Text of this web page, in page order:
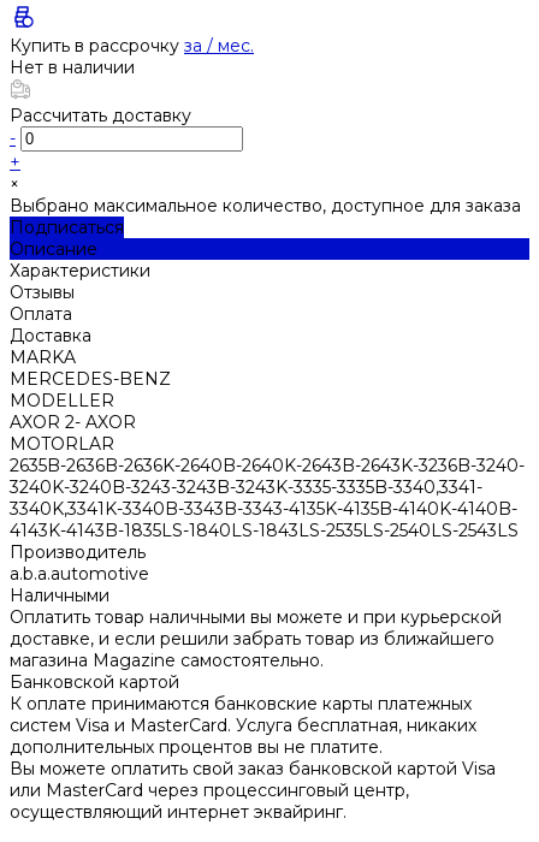
Купить в рассрочку за / мес.
Нет в наличии
Рассчитать доставку
-
+
×
Выбрано максимальное количество, доступное для заказа
Подписаться
Описание
Характеристики
Отзывы
Оплата
Доставка
MARKA
MERCEDES-BENZ
MODELLER
AXOR 2- AXOR
MOTORLAR
2635B-2636B-2636K-2640B-2640K-2643B-2643K-3236B-3240-
3240K-3240B-3243-3243B-3243K-3335-3335B-3340,3341-
3340K,3341K-3340B-3343B-3343-4135K-4135B-4140K-4140B-
4143K-4143B-1835LS-1840LS-1843LS-2535LS-2540LS-2543LS
Производитель
a.b.a.automotive
Наличными
Оплатить товар наличными вы можете и при курьерской
доставке, и если решили забрать товар из ближайшего
магазина Magazine самоcтоятельно.
Банковской картой
К оплате принимаются банковские карты платежных
систем Visa и MasterCard. Услуга бесплатная, никаких
дополнительных процентов вы не платите.
Вы можете оплатить свой заказ банковской картой Visa
или MasterCard через процессинговый центр,
осуществляющий интернет эквайринг.